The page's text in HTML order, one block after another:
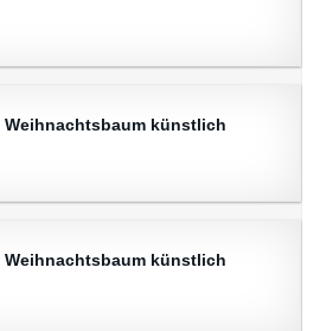
Weihnachtsbaum künstlich
Weihnachtsbaum künstlich